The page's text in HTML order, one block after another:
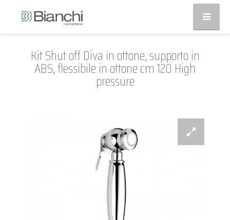
Kit Shut off Diva in ottone, supporto in
ABS, flessibile in ottone cm 120 High
pressure